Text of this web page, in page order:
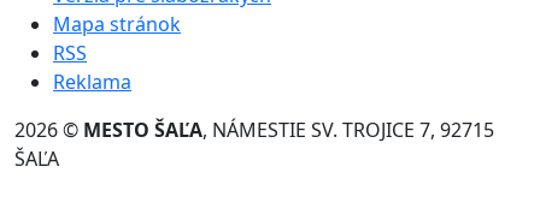
Mapa stránok
RSS
Reklama
2026 © MESTO ŠAĽA, NÁMESTIE SV. TROJICE 7, 92715
ŠAĽA